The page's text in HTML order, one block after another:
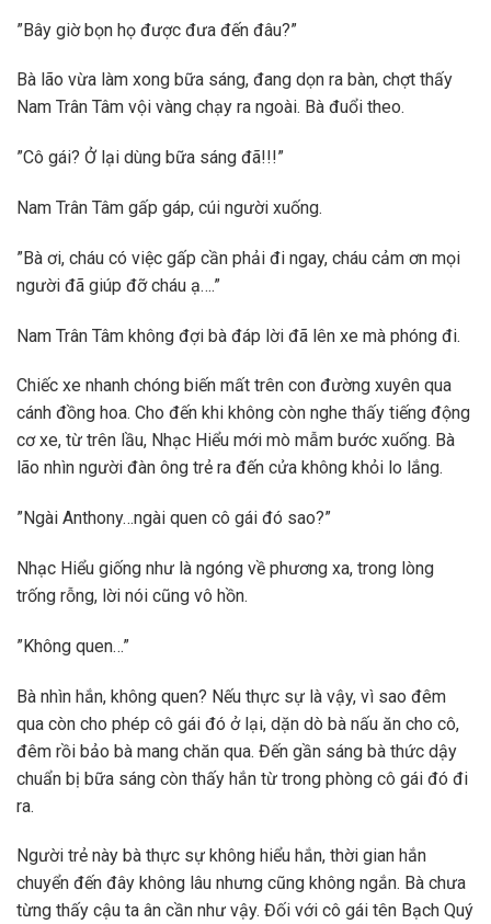
”Bây giờ bọn họ được đưa đến đâu?”
Bà lão vừa làm xong bữa sáng, đang dọn ra bàn, chợt thấy
Nam Trân Tâm vội vàng chạy ra ngoài. Bà đuổi theo.
”Cô gái? Ở lại dùng bữa sáng đã!!!”
Nam Trân Tâm gấp gáp, cúi người xuống.
”Bà ơi, cháu có việc gấp cần phải đi ngay, cháu cảm ơn mọi
người đã giúp đỡ cháu ạ….”
Nam Trân Tâm không đợi bà đáp lời đã lên xe mà phóng đi.
Chiếc xe nhanh chóng biến mất trên con đường xuyên qua
cánh đồng hoa. Cho đến khi không còn nghe thấy tiếng động
cơ xe, từ trên lầu, Nhạc Hiểu mới mò mẫm bước xuống. Bà
lão nhìn người đàn ông trẻ ra đến cửa không khỏi lo lắng.
”Ngài Anthony…ngài quen cô gái đó sao?”
Nhạc Hiểu giống như là ngóng về phương xa, trong lòng
trống rỗng, lời nói cũng vô hồn.
”Không quen…”
Bà nhìn hắn, không quen? Nếu thực sự là vậy, vì sao đêm
qua còn cho phép cô gái đó ở lại, dặn dò bà nấu ăn cho cô,
đêm rồi bảo bà mang chăn qua. Đến gần sáng bà thức dậy
chuẩn bị bữa sáng còn thấy hắn từ trong phòng cô gái đó đi
ra.
Người trẻ này bà thực sự không hiểu hắn, thời gian hắn
chuyển đến đây không lâu nhưng cũng không ngắn. Bà chưa
từng thấy cậu ta ân cần như vậy. Đối với cô gái tên Bạch Quý